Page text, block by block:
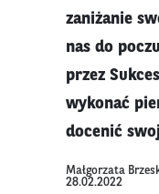
zaniżanie
nas do
przez
wykonać
docenić
Małgorzata
28.02.2022